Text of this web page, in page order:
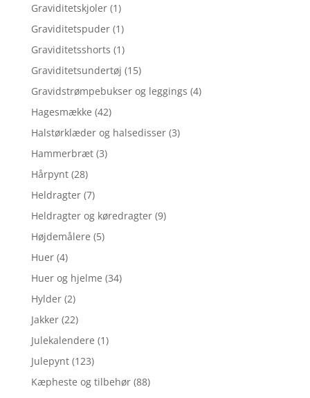
Graviditetskjoler (1)
Graviditetspuder (1)
Graviditetsshorts (1)
Graviditetsundertøj (15)
Gravidstrømpebukser og leggings (4)
Hagesmække (42)
Halstørklæder og halsedisser (3)
Hammerbræt (3)
Hårpynt (28)
Heldragter (7)
Heldragter og køredragter (9)
Højdemålere (5)
Huer (4)
Huer og hjelme (34)
Hylder (2)
Jakker (22)
Julekalendere (1)
Julepynt (123)
Kæpheste og tilbehør (88)